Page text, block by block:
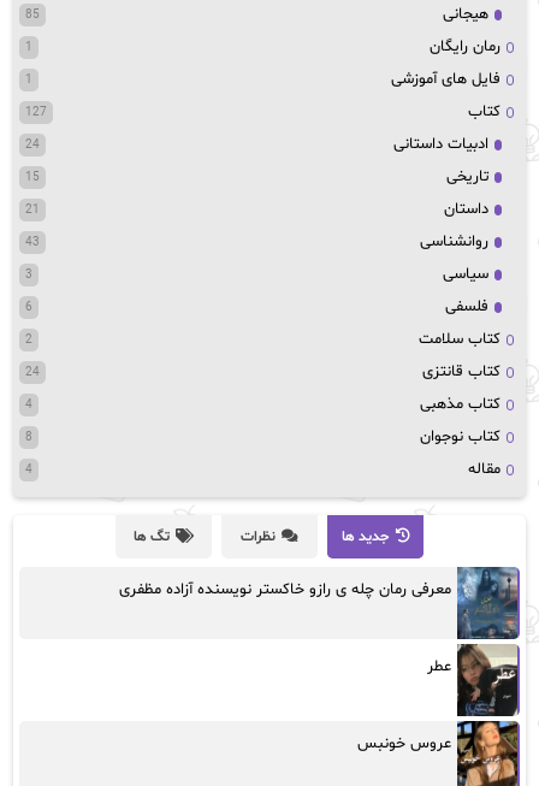
هیجانی 85
رمان رایگان 1
فایل های آموزشی 1
کتاب 127
ادبیات داستانی 24
تاریخی 15
داستان 21
روانشناسی 43
سیاسی 3
فلسفی 6
کتاب سلامت 2
کتاب قانتزی 24
کتاب مذهبی 4
کتاب نوجوان 8
مقاله 4
جدید ها نظرات تگ ها
معرفی رمان چله ی رازو خاکستر نویسنده آزاده مظفری
عطر
عروس خونبس